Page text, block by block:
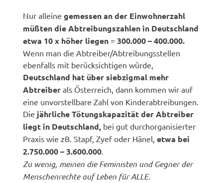
Nur alleinegemessen an der Einwohnerzahl
müßten die Abtreibungszahlen in Deutschland
etwa 10 x höher liegen =300.000 – 400.000.
Wenn man die Abtreiber/Abtreibungsstellen
ebenfalls mit berücksichtigen würde,
Deutschland hat über siebzigmal mehr
Abtreiberals Österreich, dann kommen wir auf
eine unvorstellbare Zahl von Kinderabtreibungen.
Die jährliche Tötungskapazität der Abtreiber
liegt in Deutschland, bei gut durchorganisierter
Praxis wie zB. Stapf, Zyef oder Hänel,etwa bei
2.750.000 – 3.600.000.
Zu wenig, meinen die Feministen und Gegner der
Menschenrechte auf Leben für ALLE.